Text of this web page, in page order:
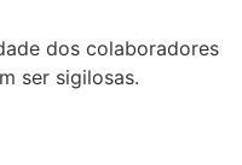
dos colaboradores
ser sigilosas.